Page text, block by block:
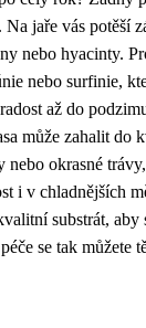
Na jaře vás potěší
nebo hyacinty.
nebo surfinie,
až do
může zahalit do
nebo okrasné
i v chladnějších
substrát,
se tak můžete